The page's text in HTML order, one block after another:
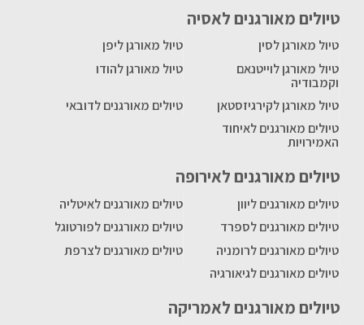
טיולים מאורגנים לאסיה
טיול מאורגן לסין
טיול מאורגן ליפן
טיול מאורגן לוייטנאם
וקמבודיה
טיול מאורגן להודו
טיול מאורגן לקירגיזסטאן
טיולים מאורגנים לדובאי
טיולים מאורגנים לאיחוד
האמירויות
טיולים מאורגנים לאירופה
טיולים מאורגנים ליוון
טיולים מאורגנים לאיטליה
טיולים מאורגנים לספרד
טיולים מאורגנים לפורטוגל
טיולים מאורגנים לרומניה
טיולים מאורגנים לצרפת
טיולים מאורגנים לגיאורגיה
טיולים מאורגנים לאמריקה